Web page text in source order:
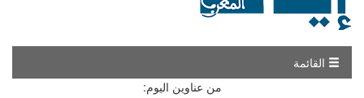
القائمة
من عناوين اليوم: